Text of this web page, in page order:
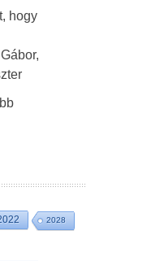
hogy
2028